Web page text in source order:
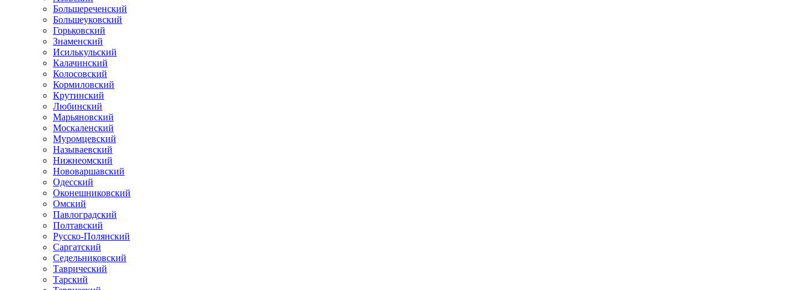
Большереченский
Большеуковский
Горьковский
Знаменский
Исилькульский
Калачинский
Колосовский
Кормиловский
Крутинский
Любинский
Марьяновский
Москаленский
Муромцевский
Называевский
Нижнеомский
Нововаршавский
Одесский
Оконешниковский
Омский
Павлоградский
Полтавский
Русско-Полянский
Саргатский
Седельниковский
Таврический
Тарский